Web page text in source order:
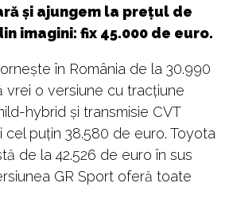
și ajungem la prețul de
imagini: fix 45.000 de euro.
în România de la 30.990
vrei o versiune cu tracțiune
hybrid și transmisie CVT
puțin 38.580 de euro. Toyota
de la 42.526 de euro în sus
GR Sport oferă toate